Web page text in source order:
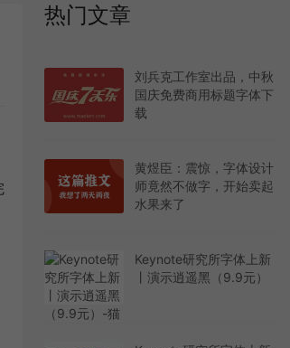
热门文章
刘兵克工作室出品，中秋
国庆免费商用标题字体下
载
黄煜臣：震惊，字体设计
师竟然不做字，开始卖起
水果来了
Keynote研究所字体上新
丨演示逍遥黑（9.9元）